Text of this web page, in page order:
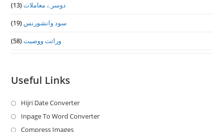
دوسرے معاملات(13)
سود وانشورنس (19)
وراثت ووصيت(58)
Useful Links
Hijri Date ConverterOpens
in
Inpage To Word ConverterOpens
Compress ImagesOpens